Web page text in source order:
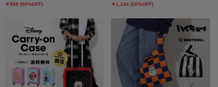
￥869 (50%OFF)
￥1,144 (50%OFF)